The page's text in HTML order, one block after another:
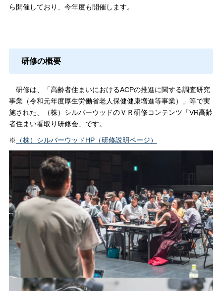
ら開催しており、今年度も開催します。
研修の概要
研修は、「高齢者住まいにおけるACPの推進に関する調査研究
事業（令和元年度厚生労働省老人保健健康増進等事業）」等で実
施された、（株）シルバーウッドのＶＲ研修コンテンツ「VR高齢
者住まい看取り研修会」です。
※ （株）シルバーウッドHP（研修説明ページ）